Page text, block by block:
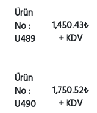
Ürün
No :
U489
1,450.43₺
+ KDV
Ürün
No :
U490
1,750.52₺
+ KDV